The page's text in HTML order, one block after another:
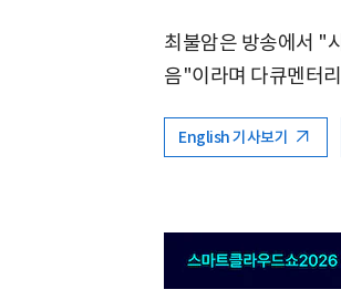
최불암은 방송에서 "
음"이라며 다큐멘터
English 기사보기